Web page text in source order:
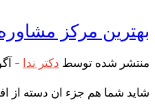
بهترین مرکز
منتشر شده توسط دکتر ندا -
شاید شما هم جزء ان دسته از